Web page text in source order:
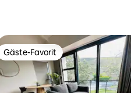
Gäste-Favorit
Gäste-Favorit